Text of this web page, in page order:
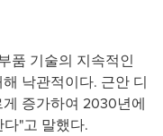
품 기술의 지속적인
낙관적이다. 근안 디
증가하여 2030년에
다"고 말했다.